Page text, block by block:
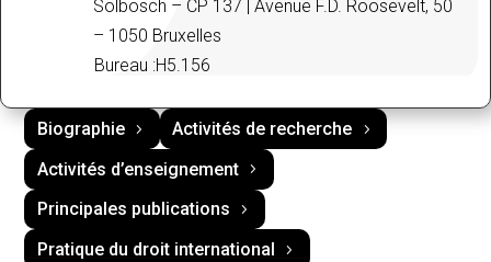
Solbosch – CP 137 | Avenue F.D. Roosevelt, 50
– 1050 Bruxelles
Bureau :H5.156
Biographie
Activités de recherche
Activités d’enseignement
Principales publications
Pratique du droit international